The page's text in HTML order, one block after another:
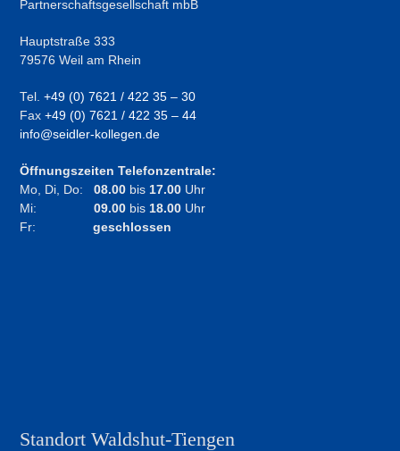
Partnerschaftsgesellschaft mbB
Hauptstraße 333
79576 Weil am Rhein
Tel.+49 (0) 7621 / 422 35 – 30
Fax+49 (0) 7621 / 422 35 – 44
info@seidler-kollegen.de
Öffnungszeiten Telefonzentrale:
Mo, Di, Do:08.00 bis 17.00 Uhr
Mi:09.00 bis 18.00 Uhr
Fr:
geschlossen
Standort Waldshut-Tiengen